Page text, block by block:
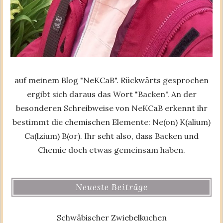
auf meinem Blog "NeKCaB". Rückwärts gesprochen
ergibt sich daraus das Wort "Backen". An der
besonderen Schreibweise von NeKCaB erkennt ihr
bestimmt die chemischen Elemente: Ne(on) K(alium)
Ca(lzium) B(or). Ihr seht also, dass Backen und
Chemie doch etwas gemeinsam haben.
Neueste Beiträge
Schwäbischer Zwiebelkuchen